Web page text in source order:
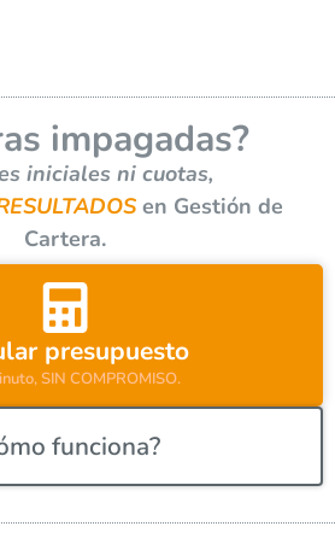
r
n
a
t
i
v
:
impagadas?
iniciales ni cuotas,
en Gestión de
Cartera.
presupuesto
SIN COMPROMISO.
funciona?